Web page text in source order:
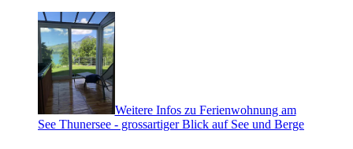
Weitere Infos zu Ferienwohnung am
See Thunersee - grossartiger Blick auf See und Berge